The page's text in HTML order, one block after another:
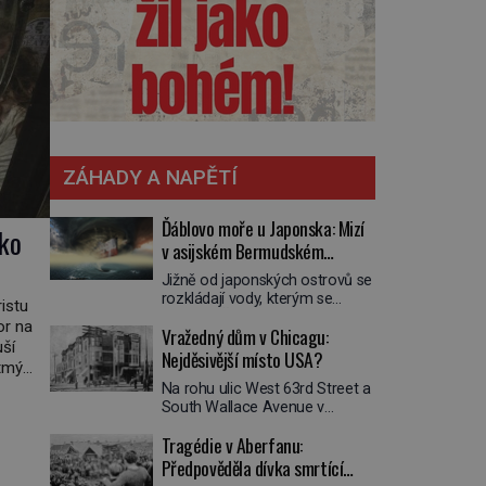
na
ZÁHADY A NAPĚTÍ
Ďáblovo moře u Japonska: Mizí
v asijském Bermudském
trojúhelníku lodě ve spárech
neznámé síly?
Jižně od japonských ostrovů se
rozkládají vody, kterým se
se o lodích mizejících beze
stopy, podivných světlech,
zrádných proudech i mořských
dracích, kteří měli tyto končiny
střežit už v dávných legendách.
trojúhelník skutečně prokletým
místem, nebo se zde jen
Vražedný dům v Chicagu:
Nejděsivější místo USA?
Na rohu ulic West 63rd Street a
South Wallace Avenue v
Nemá žádný speciální nápis ani
pamětní desku. A přesto prý
místní zaměstnanci neradi
Tragédie v Aberfanu:
Předpověděla dívka smrtící